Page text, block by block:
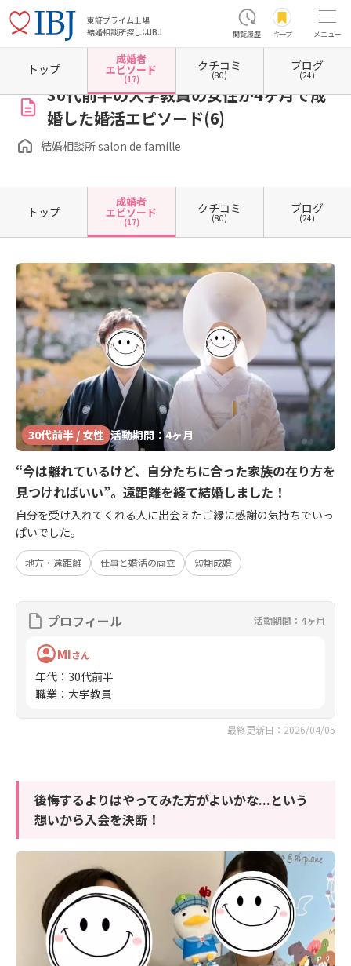
東証プライム上場
結婚相談所探しはIBJ
閲覧履歴 キープ メニュー
ホーム 大阪府の結婚相談所 大阪府豊中市 結婚相談所 salon de famille 成婚者エピソ
30代前半の大学教員の女性が4ヶ月で成
婚した婚活エピソード(6)
結婚相談所 salon de famille
トップ
成婚者
エピソード
(17)
クチコミ
(80)
ブログ
(24)
トップ
成婚者
エピソード
(17)
クチコミ
(80)
ブログ
(24)
30代前半 / 女性 活動期間：4ヶ月
“今は離れているけど、自分たちに合った家族の在り方を
見つければいい”。遠距離を経て結婚しました！
自分を受け入れてくれる人に出会えたご縁に感謝の気持ちでいっ
ぱいでした。
地方・遠距離 仕事と婚活の両立 短期成婚
プロフィール 活動期間：4ヶ月
MIさん
年代 ： 30代前半
職業 ： 大学教員
最終更新日：2026/04/05
後悔するよりはやってみた方がよいかな...という
想いから入会を決断！